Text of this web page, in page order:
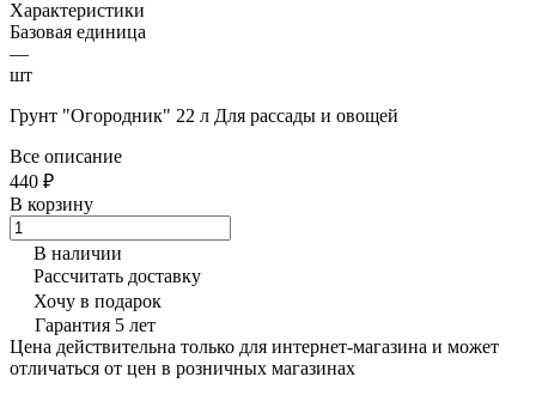
Характеристики
Базовая единица
—
шт
Грунт "Огородник" 22 л Для рассады и овощей
Все описание
440 ₽
В корзину
В наличии
Рассчитать доставку
Хочу в подарок
Гарантия 5 лет
Цена действительна только для интернет-магазина и может
отличаться от цен в розничных магазинах